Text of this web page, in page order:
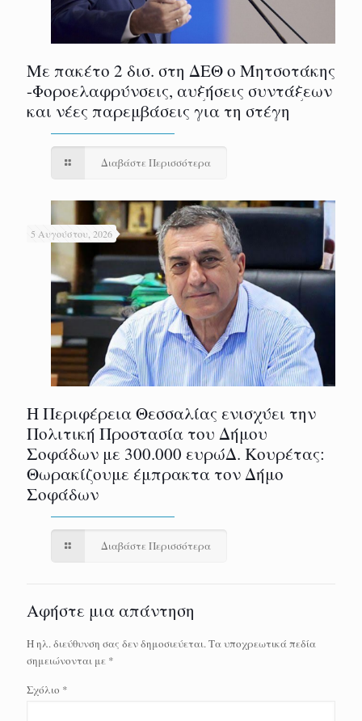
Με πακέτο 2 δισ. στη ΔΕΘ ο Μητσοτάκης
-Φοροελαφρύνσεις, αυξήσεις συντάξεων
και νέες παρεμβάσεις για τη στέγη
Διαβάστε Περισσότερα
5 Αυγούστου, 2026
Η Περιφέρεια Θεσσαλίας ενισχύει την
Πολιτική Προστασία του Δήμου
Σοφάδων με 300.000 ευρώΔ. Κουρέτας:
Θωρακίζουμε έμπρακτα τον Δήμο
Σοφάδων
Διαβάστε Περισσότερα
Αφήστε μια απάντηση
Η ηλ. διεύθυνση σας δεν δημοσιεύεται.Τα υποχρεωτικά πεδία
σημειώνονται με *
Σχόλιο *